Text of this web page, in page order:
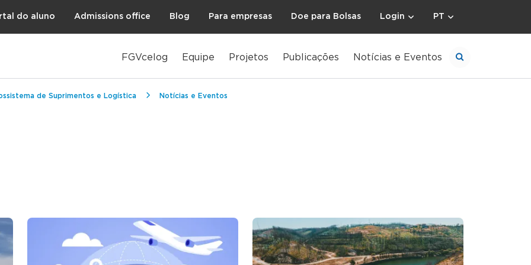
do aluno Admissions office Blog Para empresas Doe para Bolsas Login PT
FGVcelog Equipe Projetos Publicações Notícias e Eventos
de Suprimentos e Logística Notícias e Eventos